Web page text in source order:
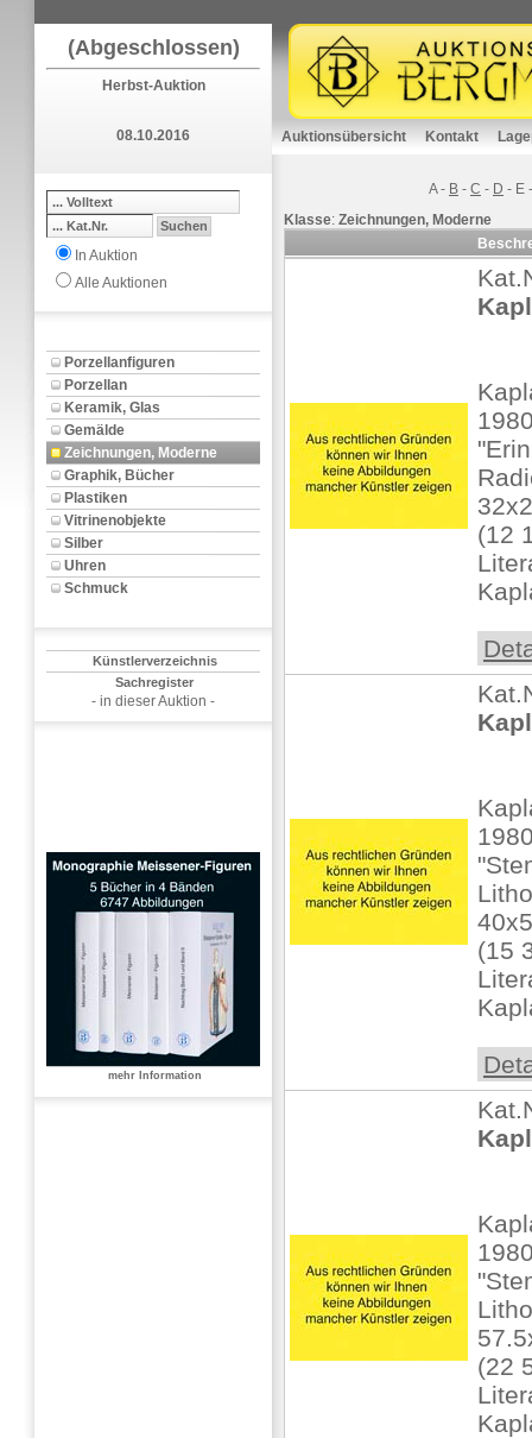
(Abgeschlossen)
Herbst-Auktion
08.10.2016
In Auktion
Alle Auktionen
Porzellanfiguren
Porzellan
Keramik, Glas
Gemälde
Zeichnungen, Moderne
Graphik, Bücher
Plastiken
Vitrinenobjekte
Silber
Uhren
Schmuck
Künstlerverzeichnis
Sachregister
- in dieser Auktion -
mehr Information
Auktionsübersicht Kontakt
A- B - C - D - E
Klasse: Zeichnungen, Moderne
(12
(15
(22